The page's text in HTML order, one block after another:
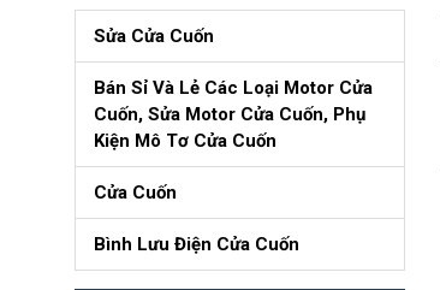
Sửa Cửa Cuốn
Bán Sỉ Và Lẻ Các Loại Motor Cửa
Cuốn, Sửa Motor Cửa Cuốn, Phụ
Kiện Mô Tơ Cửa Cuốn
Cửa Cuốn
Bình Lưu Điện Cửa Cuốn